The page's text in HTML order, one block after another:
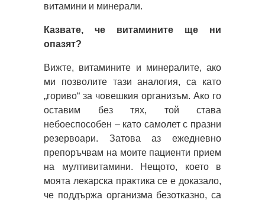
витамини и минерали.
Казвате, че витамините ще ни
опазят?
Вижте, витамините и минералите, ако
ми позволите тази аналогия, са като
„гориво“ за човешкия организъм. Ако го
оставим без тях, той става
небоеспособен – като самолет с празни
резервоари. Затова аз ежедневно
препоръчвам на моите пациенти прием
на мултивитамини. Нещото, което в
моята лекарска практика се е доказало,
че поддържа организма безотказно, са